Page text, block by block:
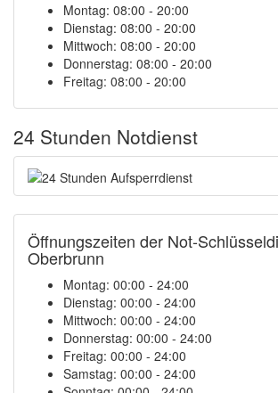
Montag: 08:00 - 20:00
Dienstag: 08:00 - 20:00
Mittwoch: 08:00 - 20:00
Donnerstag: 08:00 - 20:00
Freitag: 08:00 - 20:00
24 Stunden Notdienst
Öffnungszeiten der Not-
Oberbrunn
Montag: 00:00 - 24:00
Dienstag: 00:00 - 24:00
Mittwoch: 00:00 - 24:00
Donnerstag: 00:00 - 24:00
Freitag: 00:00 - 24:00
Samstag: 00:00 - 24:00